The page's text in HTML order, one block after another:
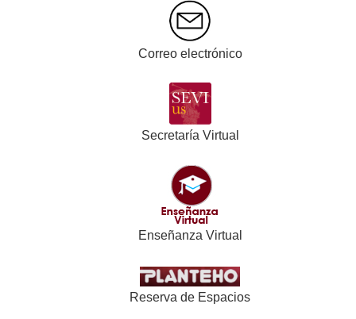
Correo electrónico
Secretaría Virtual
Enseñanza Virtual
Reserva de Espacios